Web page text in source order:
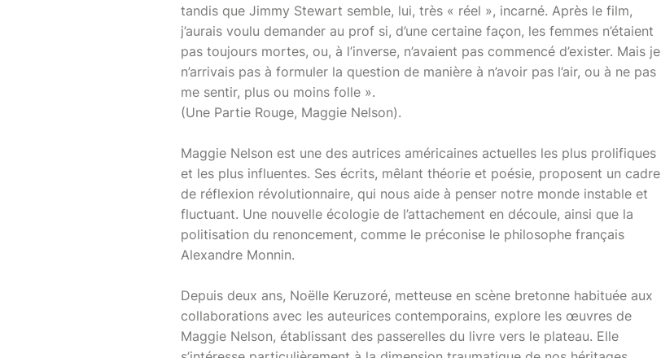
tandis que Jimmy Stewart semble, lui, très « réel », incarné. Après le film,
j’aurais voulu demander au prof si, d’une certaine façon, les femmes n’étaient
pas toujours mortes, ou, à l’inverse, n’avaient pas commencé d’exister. Mais je
n’arrivais pas à formuler la question de manière à n’avoir pas l’air, ou à ne pas
me sentir, plus ou moins folle ».
(Une Partie Rouge, Maggie Nelson).
Maggie Nelson est une des autrices américaines actuelles les plus prolifiques
et les plus influentes. Ses écrits, mêlant théorie et poésie, proposent un cadre
de réflexion révolutionnaire, qui nous aide à penser notre monde instable et
fluctuant. Une nouvelle écologie de l’attachement en découle, ainsi que la
politisation du renoncement, comme le préconise le philosophe français
Alexandre Monnin.
Depuis deux ans, Noëlle Keruzoré, metteuse en scène bretonne habituée aux
collaborations avec les auteurices contemporains, explore les œuvres de
Maggie Nelson, établissant des passerelles du livre vers le plateau. Elle